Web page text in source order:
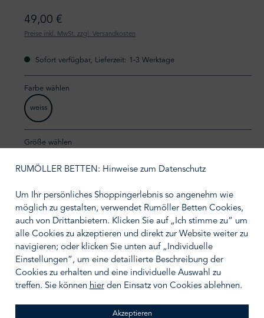
49,00 €
Preise inkl. MwSt. zzgl. Versandkosten
Sofort verfügbar, Lieferzeit: 1-3 Werktage
Farbe wählen
weiss
Größe wählen
IN DEN WARENKORB
Zum Merkzettel hinzufügen
RUMÖLLER BETTEN: Hinweise zum Datenschutz
Um Ihr persönliches Shoppingerlebnis so angenehm wie
möglich zu gestalten, verwendet Rumöller Betten Cookies,
auch von Drittanbietern. Klicken Sie auf „Ich stimme zu“ um
alle Cookies zu akzeptieren und direkt zur Website weiter zu
navigieren; oder klicken Sie unten auf „Individuelle
Einstellungen“, um eine detaillierte Beschreibung der
Cookies zu erhalten und eine individuelle Auswahl zu
treffen. Sie können hierden Einsatz von Cookies ablehnen.
Akzeptieren